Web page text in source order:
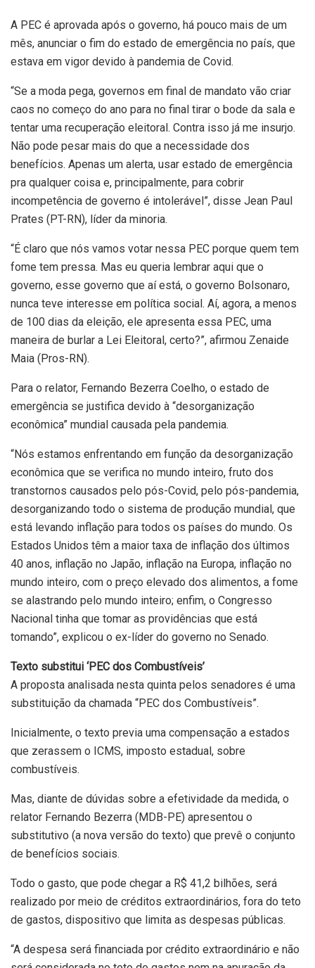
A PEC é aprovada após o governo, há pouco mais de um
mês, anunciar o fim do estado de emergência no país, que
estava em vigor devido à pandemia de Covid.
“Se a moda pega, governos em final de mandato vão criar
caos no começo do ano para no final tirar o bode da sala e
tentar uma recuperação eleitoral. Contra isso já me insurjo.
Não pode pesar mais do que a necessidade dos
benefícios. Apenas um alerta, usar estado de emergência
pra qualquer coisa e, principalmente, para cobrir
incompetência de governo é intolerável”, disse Jean Paul
Prates (PT-RN), líder da minoria.
“É claro que nós vamos votar nessa PEC porque quem tem
fome tem pressa. Mas eu queria lembrar aqui que o
governo, esse governo que aí está, o governo Bolsonaro,
nunca teve interesse em política social. Aí, agora, a menos
de 100 dias da eleição, ele apresenta essa PEC, uma
maneira de burlar a Lei Eleitoral, certo?”, afirmou Zenaide
Maia (Pros-RN).
Para o relator, Fernando Bezerra Coelho, o estado de
emergência se justifica devido à “desorganização
econômica” mundial causada pela pandemia.
“Nós estamos enfrentando em função da desorganização
econômica que se verifica no mundo inteiro, fruto dos
transtornos causados pelo pós-Covid, pelo pós-pandemia,
desorganizando todo o sistema de produção mundial, que
está levando inflação para todos os países do mundo. Os
Estados Unidos têm a maior taxa de inflação dos últimos
40 anos, inflação no Japão, inflação na Europa, inflação no
mundo inteiro, com o preço elevado dos alimentos, a fome
se alastrando pelo mundo inteiro; enfim, o Congresso
Nacional tinha que tomar as providências que está
tomando”, explicou o ex-líder do governo no Senado.
Texto substitui ‘PEC dos Combustíveis’
A proposta analisada nesta quinta pelos senadores é uma
substituição da chamada “PEC dos Combustíveis”.
Inicialmente, o texto previa uma compensação a estados
que zerassem o ICMS, imposto estadual, sobre
combustíveis.
Mas, diante de dúvidas sobre a efetividade da medida, o
relator Fernando Bezerra (MDB-PE) apresentou o
substitutivo (a nova versão do texto) que prevê o conjunto
de benefícios sociais.
Todo o gasto, que pode chegar a R$ 41,2 bilhões, será
realizado por meio de créditos extraordinários, fora do teto
de gastos, dispositivo que limita as despesas públicas.
“A despesa será financiada por crédito extraordinário e não